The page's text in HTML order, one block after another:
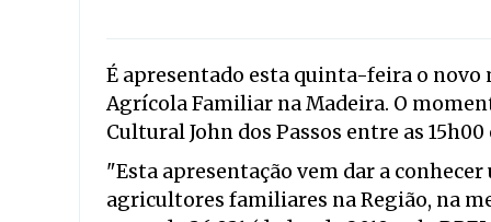
É apresentado esta quinta-feira o novo
Agrícola Familiar na Madeira. O
Cultural John dos Passos entre as 15h00
"Esta apresentação vem dar a
agricultores familiares na Região, na